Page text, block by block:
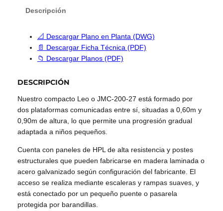
Descripción
📐 Descargar Plano en Planta (DWG)
📄 Descargar Ficha Técnica (PDF)
📁 Descargar Planos (PDF)
DESCRIPCIÓN
Nuestro compacto Leo o JMC-200-27 está formado por
dos plataformas comunicadas entre sí, situadas a 0,60m y
0,90m de altura, lo que permite una progresión gradual
adaptada a niños pequeños.
Cuenta con paneles de HPL de alta resistencia y postes
estructurales que pueden fabricarse en madera laminada o
acero galvanizado según configuración del fabricante. El
acceso se realiza mediante escaleras y rampas suaves, y
está conectado por un pequeño puente o pasarela
protegida por barandillas.